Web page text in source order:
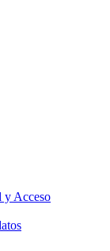
y Acceso